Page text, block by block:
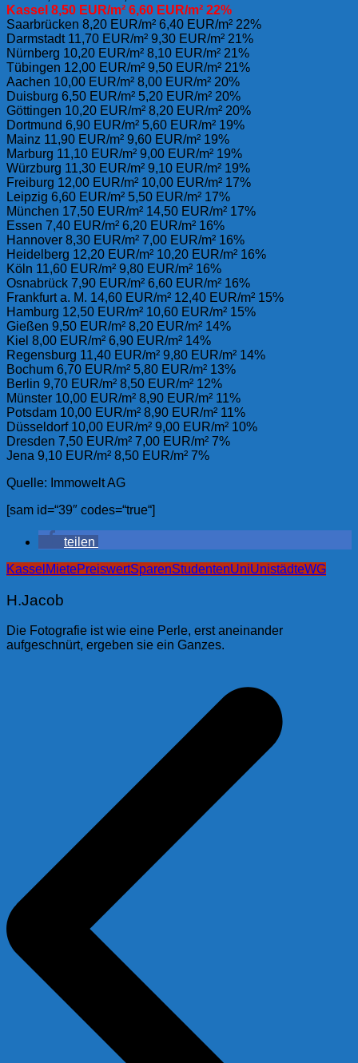
Kassel 8,50 EUR/m² 6,60 EUR/m² 22%
Saarbrücken 8,20 EUR/m² 6,40 EUR/m² 22%
Darmstadt 11,70 EUR/m² 9,30 EUR/m² 21%
Nürnberg 10,20 EUR/m² 8,10 EUR/m² 21%
Tübingen 12,00 EUR/m² 9,50 EUR/m² 21%
Aachen 10,00 EUR/m² 8,00 EUR/m² 20%
Duisburg 6,50 EUR/m² 5,20 EUR/m² 20%
Göttingen 10,20 EUR/m² 8,20 EUR/m² 20%
Dortmund 6,90 EUR/m² 5,60 EUR/m² 19%
Mainz 11,90 EUR/m² 9,60 EUR/m² 19%
Marburg 11,10 EUR/m² 9,00 EUR/m² 19%
Würzburg 11,30 EUR/m² 9,10 EUR/m² 19%
Freiburg 12,00 EUR/m² 10,00 EUR/m² 17%
Leipzig 6,60 EUR/m² 5,50 EUR/m² 17%
München 17,50 EUR/m² 14,50 EUR/m² 17%
Essen 7,40 EUR/m² 6,20 EUR/m² 16%
Hannover 8,30 EUR/m² 7,00 EUR/m² 16%
Heidelberg 12,20 EUR/m² 10,20 EUR/m² 16%
Köln 11,60 EUR/m² 9,80 EUR/m² 16%
Osnabrück 7,90 EUR/m² 6,60 EUR/m² 16%
Frankfurt a. M. 14,60 EUR/m² 12,40 EUR/m² 15%
Hamburg 12,50 EUR/m² 10,60 EUR/m² 15%
Gießen 9,50 EUR/m² 8,20 EUR/m² 14%
Kiel 8,00 EUR/m² 6,90 EUR/m² 14%
Regensburg 11,40 EUR/m² 9,80 EUR/m² 14%
Bochum 6,70 EUR/m² 5,80 EUR/m² 13%
Berlin 9,70 EUR/m² 8,50 EUR/m² 12%
Münster 10,00 EUR/m² 8,90 EUR/m² 11%
Potsdam 10,00 EUR/m² 8,90 EUR/m² 11%
Düsseldorf 10,00 EUR/m² 9,00 EUR/m² 10%
Dresden 7,50 EUR/m² 7,00 EUR/m² 7%
Jena 9,10 EUR/m² 8,50 EUR/m² 7%
Quelle: Immowelt AG
[sam id=“39″ codes=“true“]
teilen
Kassel MietePreiswertSparenStudentenUniUnistädteWG
H.Jacob
Die Fotografie ist wie eine Perle, erst aneinander
aufgeschnürt, ergeben sie ein Ganzes.